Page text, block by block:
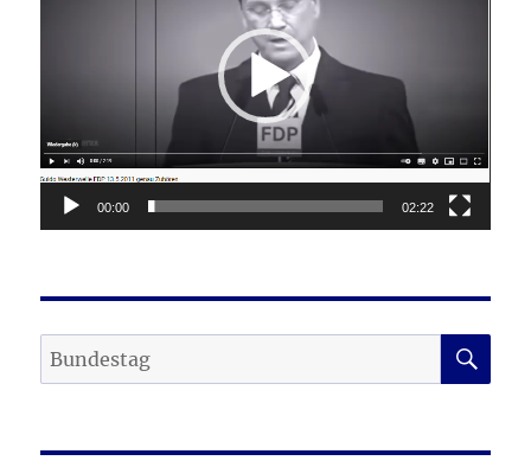
00:00 02:22
Suche
nach: